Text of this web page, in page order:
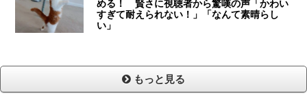
める！ 賢さに視聴者から驚嘆の声「かわい
すぎて耐えられない！」「なんて素晴らし
い」
もっと見る